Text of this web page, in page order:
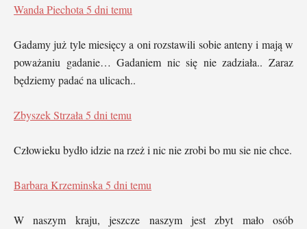
Wanda Piechota 5 dni temu
Gadamy już tyle miesięcy a oni rozstawili sobie anteny i mają w
poważaniu gadanie… Gadaniem nic się nie zadziała.. Zaraz
będziemy padać na ulicach..
Zbyszek Strzała 5 dni temu
Człowieku bydło idzie na rzeż i nic nie zrobi bo mu sie nie chce.
Barbara Krzeminska 5 dni temu
W naszym kraju, jeszcze naszym jest zbyt mało osób